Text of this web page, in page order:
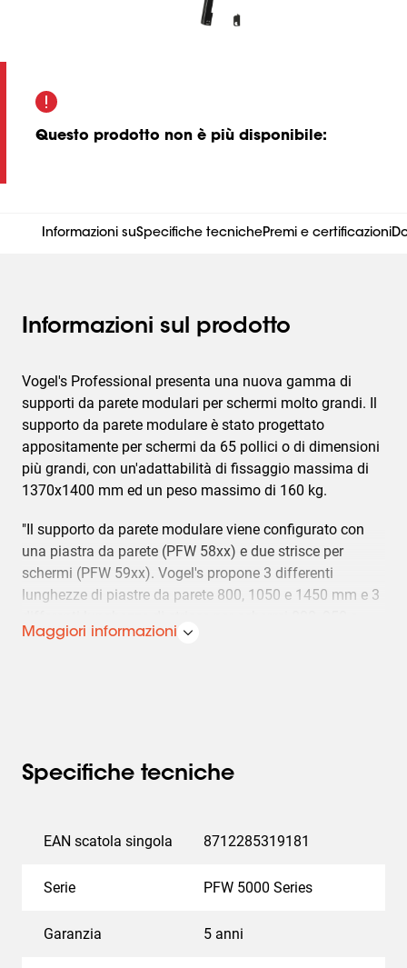
Questo prodotto non è più disponibile:
Informazioni suSpecifiche tecnichePremi e certificazioni
Informazioni sul prodotto
Vogel's Professional presenta una nuova gamma di
supporti da parete modulari per schermi molto grandi. Il
supporto da parete modulare è stato progettato
appositamente per schermi da 65 pollici o di dimensioni
più grandi, con un'adattabilità di fissaggio massima di
1370x1400 mm ed un peso massimo di 160 kg.
"Il supporto da parete modulare viene configurato con
una piastra da parete (PFW 58xx) e due strisce per
schermi (PFW 59xx). Vogel's propone 3 differenti
lunghezze di piastre da parete 800, 1050 e 1450 mm e 3
1450 mm. Con questo concetto modulare potete creare
aggiungere un lucchetto"
Maggiori informazioni
Specifiche tecniche
EAN scatola singola 8712285319181
Serie PFW 5000 Series
Garanzia 5 anni